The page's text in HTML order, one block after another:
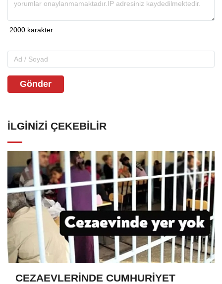
Gönder
İLGINIZI ÇEKEBILIR
CEZAEVLERİNDE CUMHURİYET